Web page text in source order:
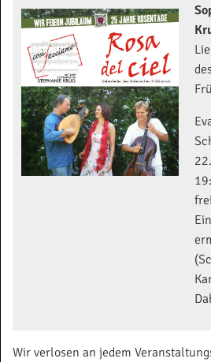
Wir verlosen an jedem